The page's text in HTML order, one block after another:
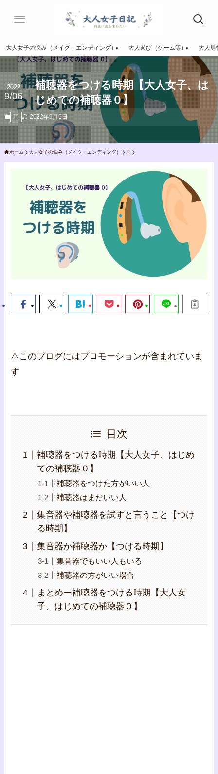
大人女子の悩み（メイク・エンディング） 大人遊び（ゲーム等） 大人男
補聴器をつける時期【大人女子、は
じめての補聴器０】
2022
9/06
耳 2022年9月6日
ホーム 大人女子の悩み（メイク・エンディング） 耳
⚠️このブログにはプロモーションが含まれていま
す
目次
補聴器をつける時期【大人女子、はじめ
ての補聴器０】
補聴器をつけた方がいい人
補聴器はまだいい人
集音器や補聴器を試すと言うこと【つけ
る時期】
集音器か補聴器か【つける時期】
集音器でもいい人もいる
補聴器の方がいい場合
まとめー補聴器をつける時期【大人女
子、はじめての補聴器０】